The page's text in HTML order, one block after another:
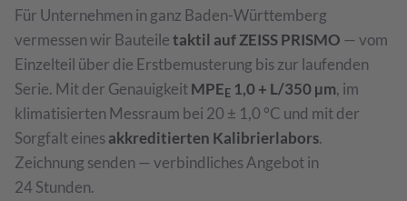
Drehmomentschlüssel →
Waagen
Klasse I bis III · DAkkS
Prüfmittelmanagement
Optische Vermessung →
Für Unternehmen in ganz Baden-Württemberg
vermessen wir Bauteiletaktil auf ZEISS PRISMO — vom
Einzelteil über die Erstbemusterung bis zur laufenden
Serie. Mit der GenauigkeitMPE E 1,0 + L/350 µm, im
klimatisierten Messraum bei 20 ± 1,0 °C und mit der
Sorgfalt einesakkreditierten Kalibrierlabors.
Zeichnung senden — verbindliches Angebot in
24 Stunden.